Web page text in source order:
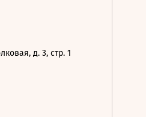
д. 3, стр. 1